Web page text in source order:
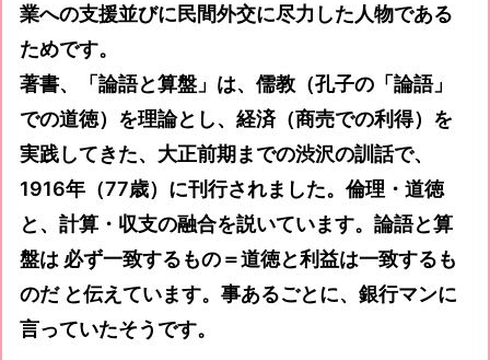
業への支援並びに民間外交に尽力した人物である
ためです。
著書、「論語と算盤」は、儒教（孔子の「論語」
での道徳）を理論とし、経済（商売での利得）を
実践してきた、大正前期までの渋沢の訓話で、
1916年（77歳）に刊行されました。倫理・道徳
と、計算・収支の融合を説いています。論語と算
盤は 必ず一致するもの＝道徳と利益は一致するも
のだ と伝えています。事あるごとに、銀行マンに
言っていたそうです。